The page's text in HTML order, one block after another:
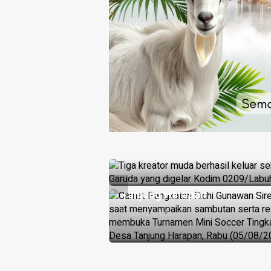
HEADLINE
Raih Juara Lomba Video
3 hari yang lalu
Camat Richi Gunawan Buka
Turnamen Mini Soccer SD di
Tanjung Harapan
3 hari yang lalu